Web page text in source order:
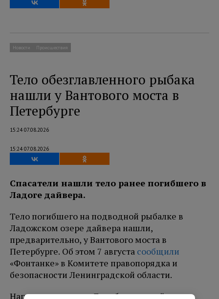
Новости Происшествия
Тело обезглавленного рыбака
нашли у Вантового моста в
Петербурге
15:24 07.08.2026
15:24 07.08.2026
Спасатели нашли тело ранее погибшего в
Ладоге дайвера.
Тело погибшего на подводной рыбалке в
Ладожском озере дайвера нашли,
предварительно, у Вантового моста в
Петербурге. Об этом 7 августа сообщили
«Фонтанке» в Комитете правопорядка и
безопасности Ленинградской области.
Напомним, ранее в Ленобласти драйверу